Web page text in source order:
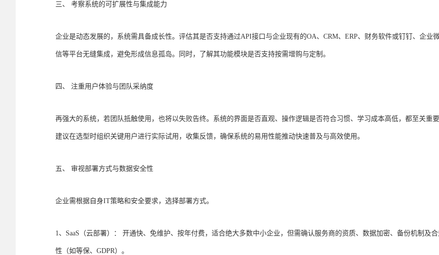
三、 考察系统的可扩展性与集成能力
企业是动态发展的，系统需具备成长性。评估其是否支持通过API接口与企业现有的OA、CRM、ERP、财务软件或钉钉、企业
信等平台无缝集成，避免形成信息孤岛。同时，了解其功能模块是否支持按需增购与定制。
四、 注重用户体验与团队采纳度
再强大的系统，若团队抵触使用，也将以失败告终。系统的界面是否直观、操作逻辑是否符合习惯、学习成本高低，都至关重
建议在选型时组织关键用户进行实际试用，收集反馈，确保系统的易用性能推动快速普及与高效使用。
五、 审视部署方式与数据安全性
企业需根据自身IT策略和安全要求，选择部署方式。
1、SaaS（云部署）： 开通快、免维护、按年付费，适合绝大多数中小企业，但需确认服务商的资质、数据加密、备份机制及
性（如等保、GDPR）。